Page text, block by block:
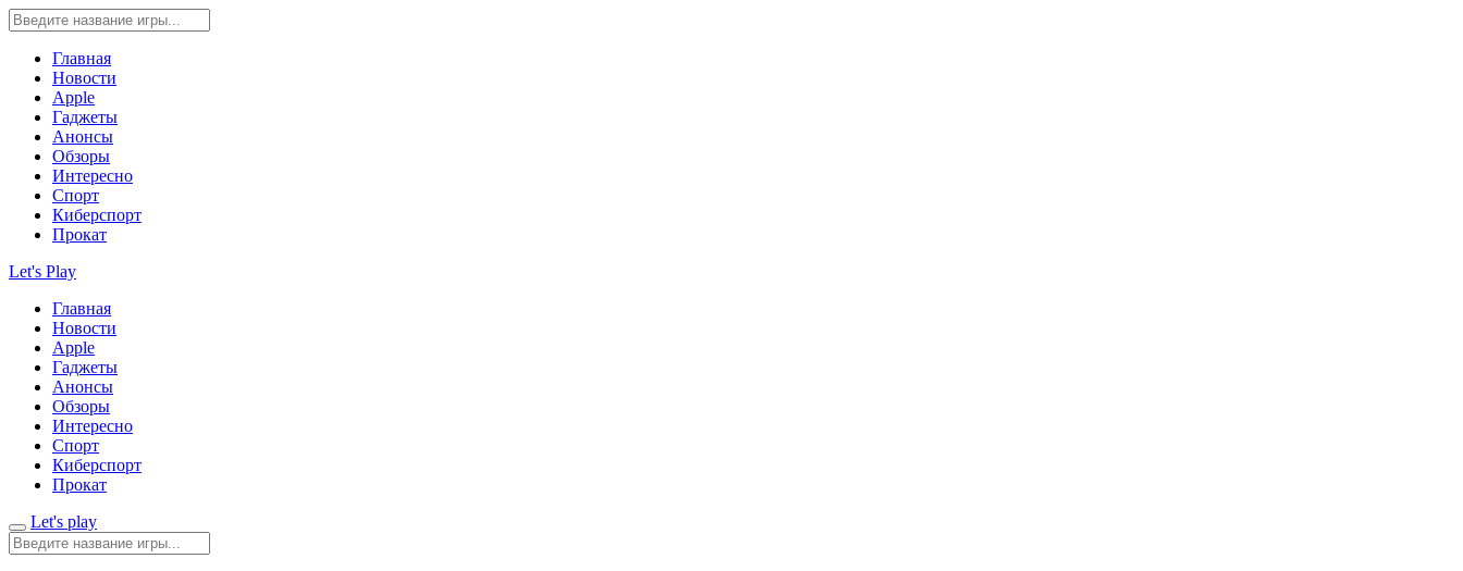
Главная
Новости
Apple
Гаджеты
Анонсы
Обзоры
Интересно
Спорт
Киберспорт
Прокат
Let's Play
Главная
Новости
Apple
Гаджеты
Анонсы
Обзоры
Интересно
Спорт
Киберспорт
Прокат
Let's play